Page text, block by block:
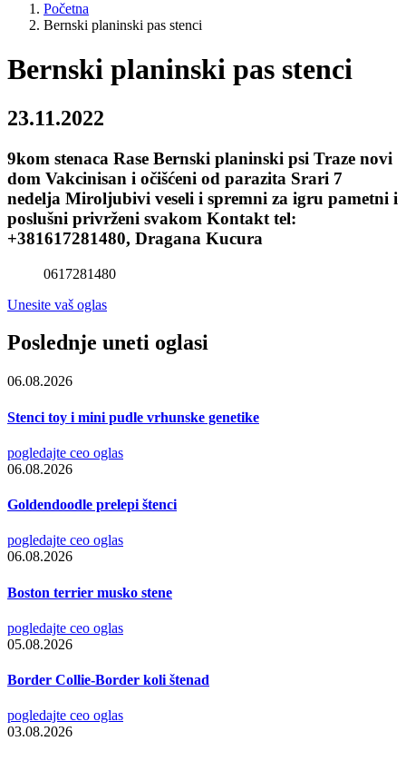
Početna
Bernski planinski pas stenci
Bernski planinski pas stenci
23.11.2022
9kom stenaca Rase Bernski planinski psi Traze novi
dom Vakcinisan i očišćeni od parazita Srari 7
nedelja Miroljubivi veseli i spremni za igru pametni i
poslušni privrženi svakom Kontakt tel:
+381617281480, Dragana Kucura
0617281480
Unesite vaš oglas
Poslednje uneti oglasi
06.08.2026
Stenci toy i mini pudle vrhunske genetike
pogledajte ceo oglas
06.08.2026
Goldendoodle prelepi štenci
pogledajte ceo oglas
06.08.2026
Boston terrier musko stene
pogledajte ceo oglas
05.08.2026
Border Collie-Border koli štenad
pogledajte ceo oglas
03.08.2026